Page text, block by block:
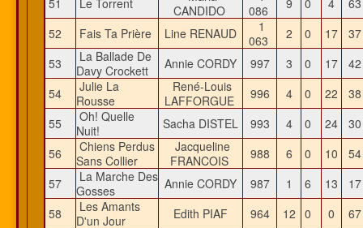
51
Le Torrent
CANDIDO
086
9 0 4
52
Fais Ta Prière Line RENAUD
1
063
2 0 17
53
La Ballade De
Davy Crockett
Annie CORDY 997 3 0 17
54
Julie La
Rousse
René-Louis
LAFFORGUE
996 4 0 22
55
Oh! Quelle
Nuit!
Sacha DISTEL 993 4 0 24
56
Chiens Perdus
Sans Collier
Jacqueline
FRANCOIS
988 6 0 10
57
La Marche Des
Gosses
Annie CORDY 987 1 6 13
58
Les Amants
D'un Jour
Edith PIAF 964 12 0 0